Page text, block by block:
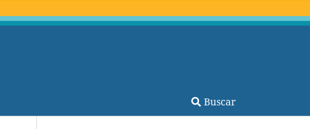
Buscar